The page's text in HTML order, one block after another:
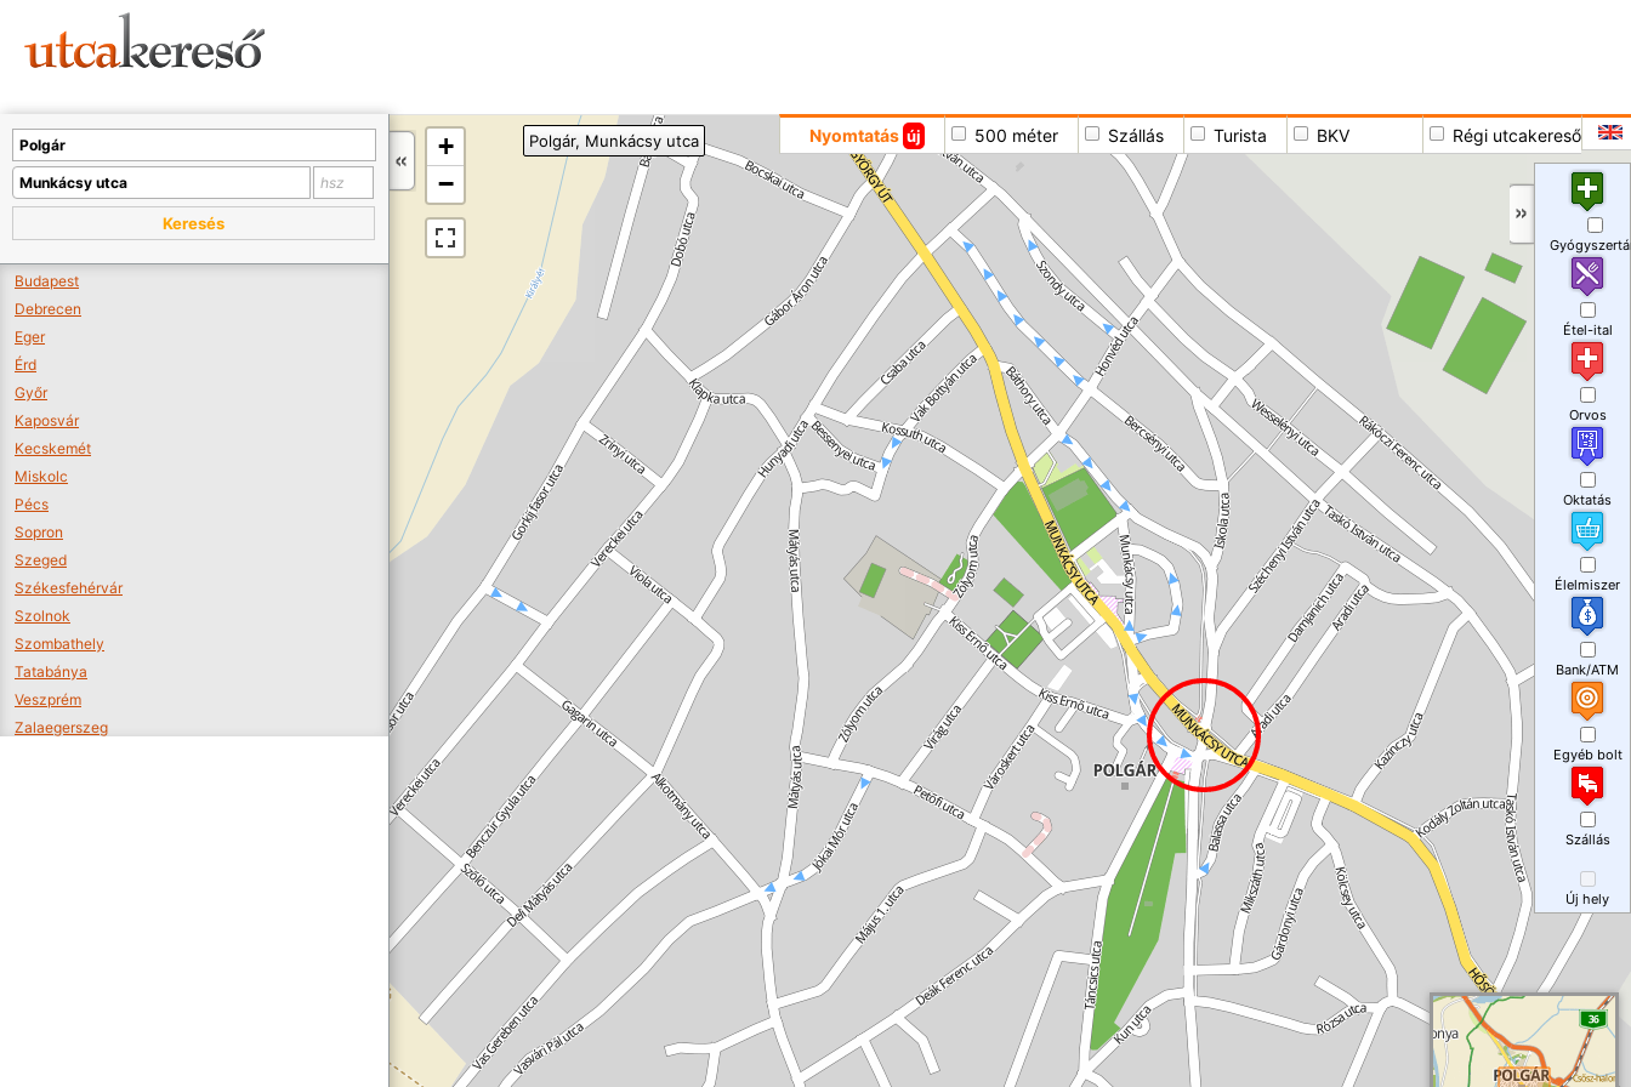
+
−
Nyomtatás új 500 méter Szállás Turista BKV Régi utcakereső
Polgár, Munkácsy utca
Keresés
Budapest
Debrecen
Eger
Érd
Győr
Kaposvár
Kecskemét
Miskolc
Pécs
Sopron
Szeged
Székesfehérvár
Szolnok
Szombathely
Tatabánya
Veszprém
Zalaegerszeg
Étel-ital
Orvos
Oktatás
Élelmiszer
Bank/ATM
Egyéb bolt
Szállás
Új hely
A térképet kicsinyíteni kell, hogy látszódjanak a boltok.
Boltok látszódjanak >>